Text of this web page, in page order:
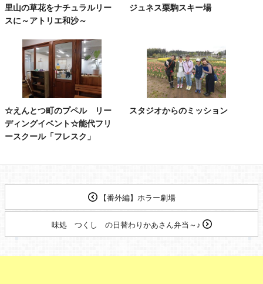
里山の草花をナチュラルリー
スに～アトリエ和沙～
ジュネス栗駒スキー場
☆えんとつ町のプペル リー
ディングイベント☆能代フリ
ースクール「フレスク」
スタジオからのミッション
【番外編】ホラー劇場
味処 つくし の日替わりかあさん弁当～♪